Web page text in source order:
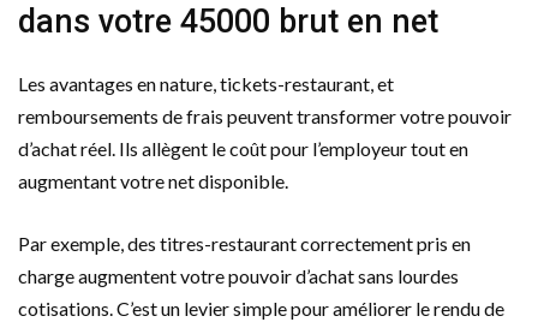
dans votre 45000 brut en net
Les avantages en nature, tickets-restaurant, et
remboursements de frais peuvent transformer votre pouvoir
d’achat réel. Ils allègent le coût pour l’employeur tout en
augmentant votre net disponible.
Par exemple, des titres-restaurant correctement pris en
charge augmentent votre pouvoir d’achat sans lourdes
cotisations. C’est un levier simple pour améliorer le rendu de